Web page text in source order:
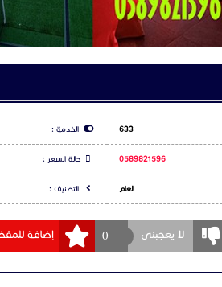
633 الخدمة :
0589821596 حالة السعر :
العام التصنيف :
لا يعجبنى 0 إضافة